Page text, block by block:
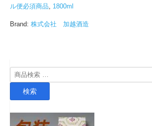
ル便必須商品
1800ml
Brand: 株式会社 加越酒造
検
索
検索